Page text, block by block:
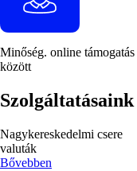
Minőség. online támogatás
között
Szolgáltatásaink
Nagykereskedelmi csere
valuták
Bővebben